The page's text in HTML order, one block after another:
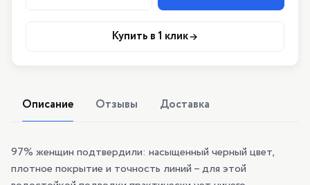
Купить в 1 клик
Описание Отзывы Доставка
97% женщин подтвердили: насыщенный черный цвет,
плотное покрытие и точность линий – для этой